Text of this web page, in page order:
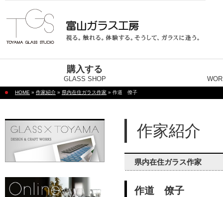
購入する
GLASS SHOP
HOME » 作家紹介 » 県内在住ガラス作家 » 作道 僚子
作家紹介
県内在住ガラス作家
作道 僚子